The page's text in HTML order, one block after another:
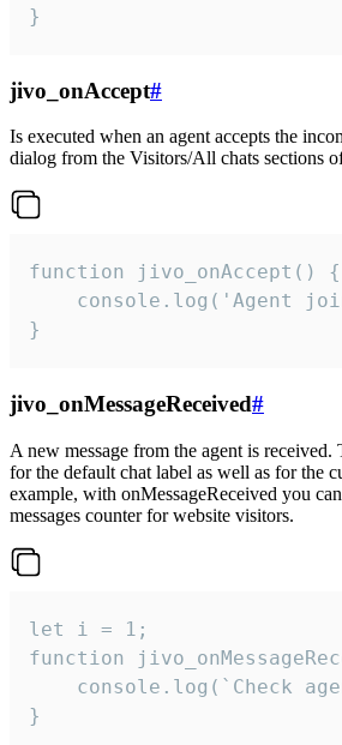
}
jivo_onAccept#
Is executed when an agent accepts the
dialog from the Visitors/All chats sections
function jivo_onAccept() {
}
jivo_onMessageReceived#
A new message from the agent is received.
for the default chat label as well as for the
example, with onMessageReceived you
messages counter for website visitors.
let i = 1;
function
}